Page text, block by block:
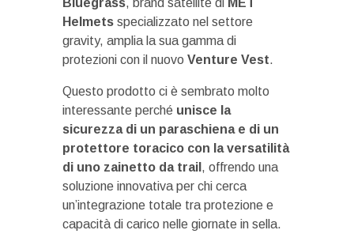
Bluegrass, brand satellite di MET
Helmets specializzato nel settore
gravity, amplia la sua gamma di
protezioni con il nuovo Venture Vest.
Questo prodotto ci è sembrato molto
interessante perché unisce la
sicurezza di un paraschiena e di un
protettore toracico con la versatilità
di uno zainetto da trail , offrendo una
soluzione innovativa per chi cerca
un’integrazione totale tra protezione e
capacità di carico nelle giornate in sella.